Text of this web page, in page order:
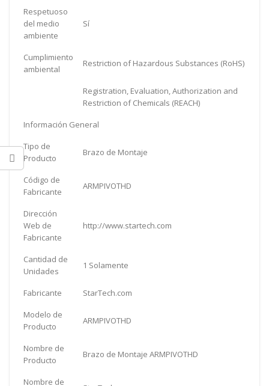
Respetuoso
del medio
ambiente
Sí
Cumplimiento
ambiental
Restriction of Hazardous Substances (RoHS)
Registration, Evaluation, Authorization and
Restriction of Chemicals (REACH)
Información General
Tipo de
Producto
Brazo de Montaje
Código de
Fabricante
ARMPIVOTHD
Dirección
Web de
Fabricante
http://www.startech.com
Cantidad de
Unidades
1 Solamente
Fabricante
StarTech.com
Modelo de
Producto
ARMPIVOTHD
Nombre de
Producto
Brazo de Montaje ARMPIVOTHD
Nombre de